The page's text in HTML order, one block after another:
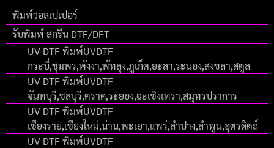
พิมพ์วอลเปเปอร์
รับพิมพ์ สกรีน DTF/DFT
UV DTF พิมพ์UVDTF
กระบี่,ชุมพร,พังงา,พัทลุง,ภูเก็ต,ยะลา,ระนอง,สงขลา,สตูล
UV DTF พิมพ์UVDTF
จันทบุรี,ชลบุรี,ตราด,ระยอง,ฉะเชิงเทรา,สมุทรปราการ
UV DTF พิมพ์UVDTF
เชียงราย,เชียงใหม่,น่าน,พะเยา,แพร่,ลำปาง,ลำพูน,อุตรดิตถ์
UV DTF พิมพ์UVDTF